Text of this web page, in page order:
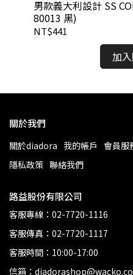
男款義大利設計 SS
80013 黑)
NT$441
加
關於我們
關於diadora 我的帳戶 會員服
隱私政策 聯絡我們
路益股份有限公司
客服專線：02-7720-1116
客服傳真：02-7720-1117
客服時間：10:00-17:00
信箱：